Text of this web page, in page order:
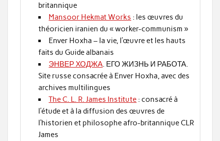
britannique
Mansoor Hekmat Works : les œuvres du
théoricien iranien du « worker-communism »
Enver Hoxha – la vie, l’œuvre et les hauts
faits du Guide albanais
ЭНВЕР ХОДЖА. ЕГО ЖИЗНЬ И РАБОТА.
Site russe consacrée à Enver Hoxha, avec des
archives multilingues
The C. L. R. James Institute : consacré à
l’étude et à la diffusion des œuvres de
l’historien et philosophe afro-britannique CLR
James